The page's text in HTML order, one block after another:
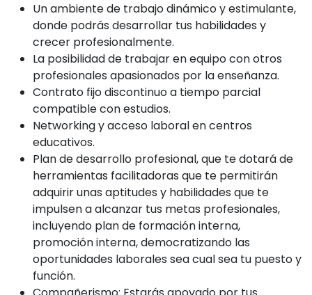
Un ambiente de trabajo dinámico y estimulante,
donde podrás desarrollar tus habilidades y
crecer profesionalmente.
La posibilidad de trabajar en equipo con otros
profesionales apasionados por la enseñanza.
Contrato fijo discontinuo a tiempo parcial
compatible con estudios.
Networking y acceso laboral en centros
educativos.
Plan de desarrollo profesional, que te dotará de
herramientas facilitadoras que te permitirán
adquirir unas aptitudes y habilidades que te
impulsen a alcanzar tus metas profesionales,
incluyendo plan de formación interna,
promoción interna, democratizando las
oportunidades laborales sea cual sea tu puesto y
función.